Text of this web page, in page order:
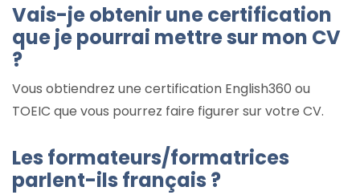
Vais-je obtenir une certification
que je pourrai mettre sur mon CV
?
Vous obtiendrez une certification English360 ou
TOEIC que vous pourrez faire figurer sur votre CV.
Les formateurs/formatrices
parlent-ils français ?